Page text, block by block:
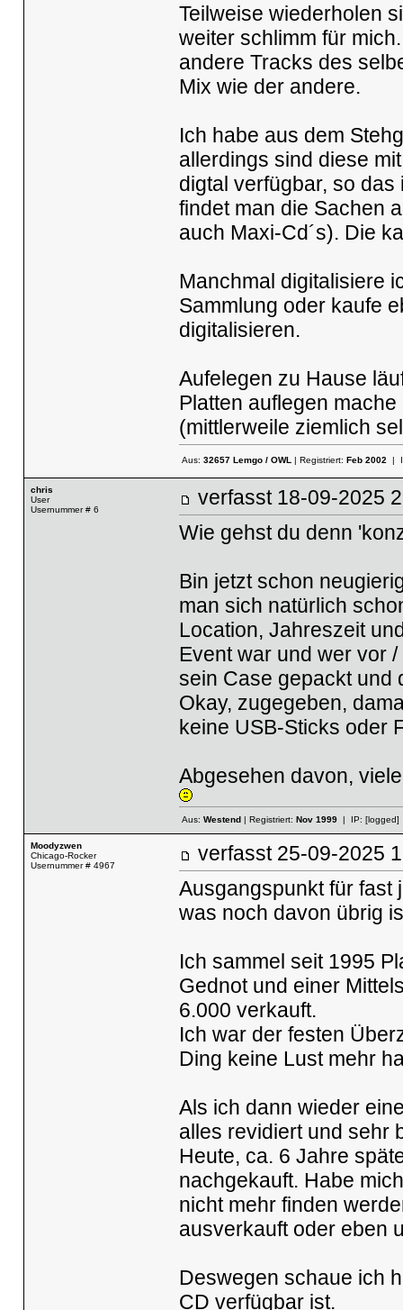
Teilweise wiederholen
weiter schlimm für
andere Tracks des
Mix wie der andere.
Ich habe aus dem
allerdings sind diese
digtal verfügbar, so
findet man die Sachen
auch Maxi-Cd´s). Die
Manchmal digitalisiere
Sammlung oder kaufe
digitalisieren.
Aufelegen zu Hause
Platten auflegen
(mittlerweile ziemlich
Aus: 32657 Lemgo / OWL| Registriert: Feb 2002|
chris
User
Usernummer # 6
verfasst 18-09-
Wie gehst du denn
Bin jetzt schon
man sich natürlich
Location, Jahreszeit
Event war und wer vor
sein Case gepackt und
Okay, zugegeben,
keine USB-Sticks oder
Abgesehen davon,
Aus: Westend| Registriert: Nov 1999| IP: [logged]
Moodyzwen
Chicago-Rocker
Usernummer # 4967
verfasst 25-09-
Ausgangspunkt für fast
was noch davon übrig
Ich sammel seit 1995
Gednot und einer
6.000 verkauft.
Ich war der festen
Ding keine Lust mehr
Als ich dann wieder
alles revidiert und sehr
Heute, ca. 6 Jahre
nachgekauft. Habe
nicht mehr finden
ausverkauft oder eben
Deswegen schaue ich
CD verfügbar ist.